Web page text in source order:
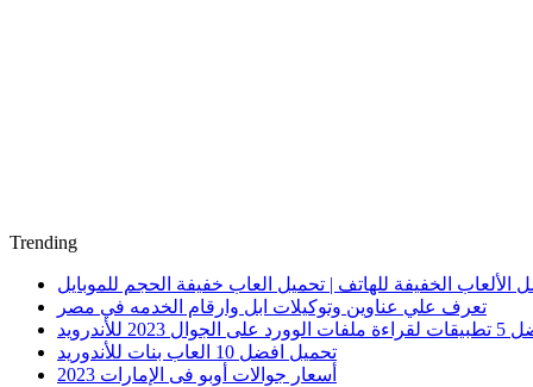
Trending
الألعاب الخفيفة للهاتف | تحميل العاب خفيفة الحجم للموبايل
تعرف علي عناوين وتوكيلات ابل وارقام الخدمه في مصر
على الجوال 2023 للأندرويد
تحميل افضل 10 العاب بنات للأندوريد
أسعار جوالات أوبو فى الإمارات 2023